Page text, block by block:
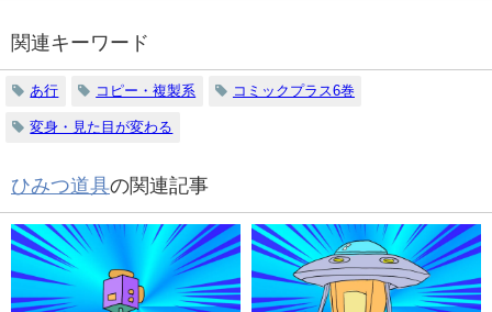
関連キーワード
あ行 コピー・複製系 コミックプラス6巻
変身・見た目が変わる
ひみつ道具の関連記事